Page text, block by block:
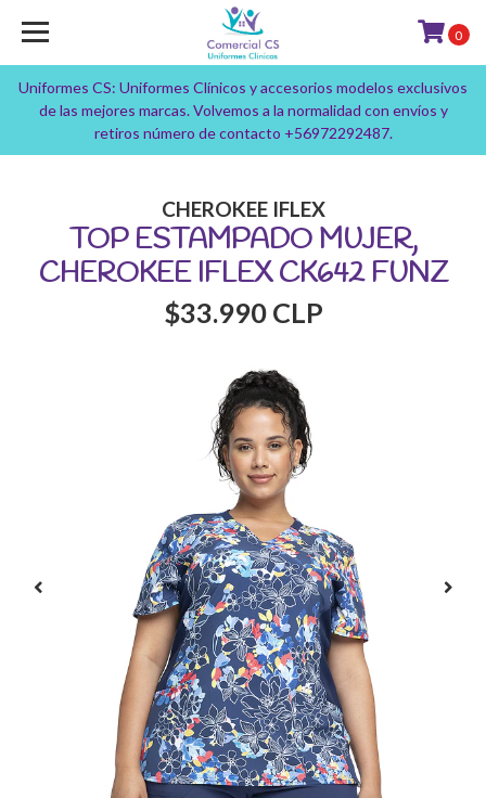
Uniformes CS: Uniformes Clínicos y accesorios modelos exclusivos
de las mejores marcas. Volvemos a la normalidad con envíos y
retiros número de contacto +56972292487.
0
CHEROKEE IFLEX
TOP ESTAMPADO MUJER,
CHEROKEE IFLEX CK642 FUNZ
$33.990 CLP